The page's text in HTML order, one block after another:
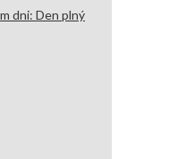
dni: Den plný